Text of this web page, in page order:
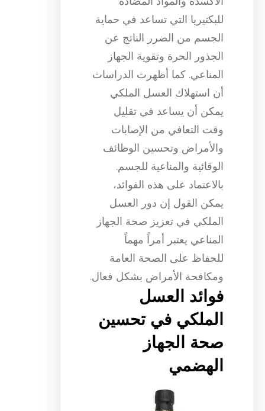
للبكتيريا التي تساعد في حماية
الجسم من الضرر الناتج عن
الجذور الحرة وتقوية الجهاز
المناعي. كما أظهرت الدراسات
أن استهلاك العسل الملكي
يمكن أن يساعد في تقليل
وقت التعافي من الإصابات
والأمراض وتحسين الوظائف
الوقائية والمناعية للجسم.
بالاعتماد على هذه الفوائد،
يمكن القول إن دور العسل
الملكي في تعزيز صحة الجهاز
المناعي يعتبر أمراً مهماً
للحفاظ على الصحة العامة
ومكافحة الأمراض بشكل فعال.
فوائد العسل
الملكي في تحسين
صحة الجهاز
الهضمي